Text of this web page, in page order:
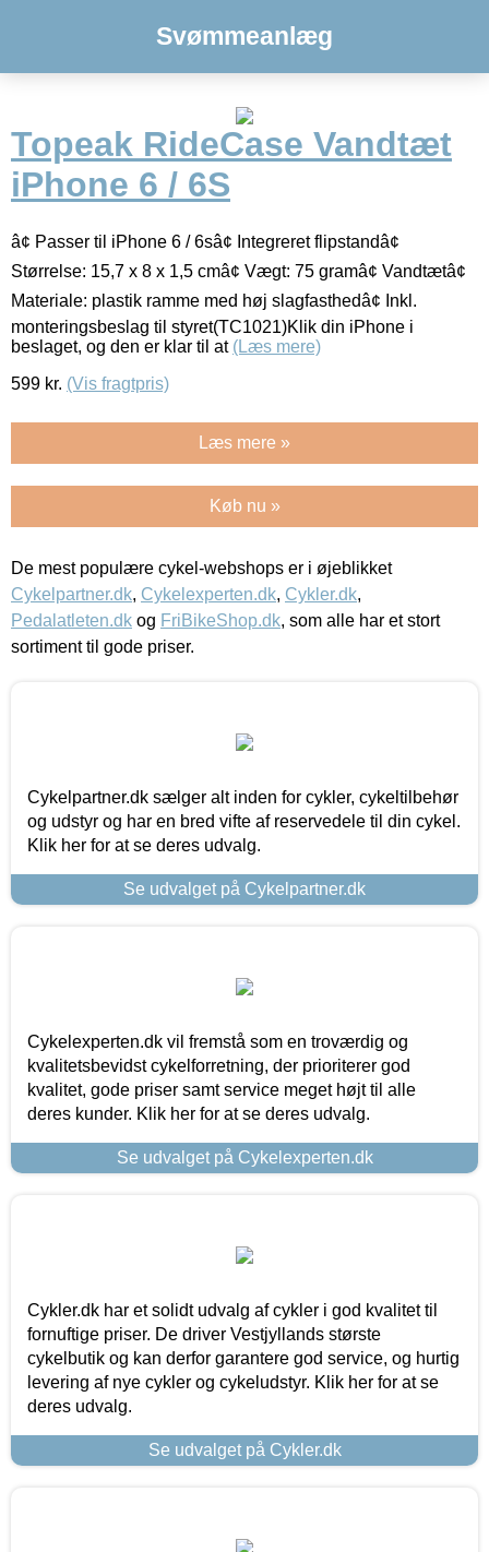
Svømmeanlæg
Topeak RideCase Vandtæt
iPhone 6 / 6S
â¢ Passer til iPhone 6 / 6sâ¢ Integreret flipstandâ¢
Størrelse: 15,7 x 8 x 1,5 cmâ¢ Vægt: 75 gramâ¢ Vandtætâ¢
Materiale: plastik ramme med høj slagfasthedâ¢ Inkl.
monteringsbeslag til styret(TC1021)Klik din iPhone i
beslaget, og den er klar til at (Læs mere)
599 kr. (Vis fragtpris)
Læs mere »
Køb nu »
De mest populære cykel-webshops er i øjeblikket
Cykelpartner.dk, Cykelexperten.dk, Cykler.dk,
Pedalatleten.dk og FriBikeShop.dk, som alle har et stort
sortiment til gode priser.
Cykelpartner.dk sælger alt inden for cykler, cykeltilbehør
og udstyr og har en bred vifte af reservedele til din cykel.
Klik her for at se deres udvalg.
Se udvalget på Cykelpartner.dk
Cykelexperten.dk vil fremstå som en troværdig og
kvalitetsbevidst cykelforretning, der prioriterer god
kvalitet, gode priser samt service meget højt til alle
deres kunder. Klik her for at se deres udvalg.
Se udvalget på Cykelexperten.dk
Cykler.dk har et solidt udvalg af cykler i god kvalitet til
fornuftige priser. De driver Vestjyllands største
cykelbutik og kan derfor garantere god service, og hurtig
levering af nye cykler og cykeludstyr. Klik her for at se
deres udvalg.
Se udvalget på Cykler.dk